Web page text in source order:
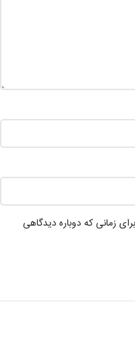
زمانی که دوباره دیدگاهی